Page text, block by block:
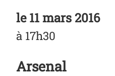
le11 mars 2016
à 17h30
Arsenal